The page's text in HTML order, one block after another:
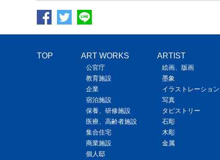
TOP ART WORKS
公官庁
教育施設
企業
宿泊施設
保養、研修施設
医療、高齢者施設
集合住宅
商業施設
個人邸
ARTIST
絵画、版画
墨象
イラストレーション
写真
タピストリー
石彫
木彫
金属